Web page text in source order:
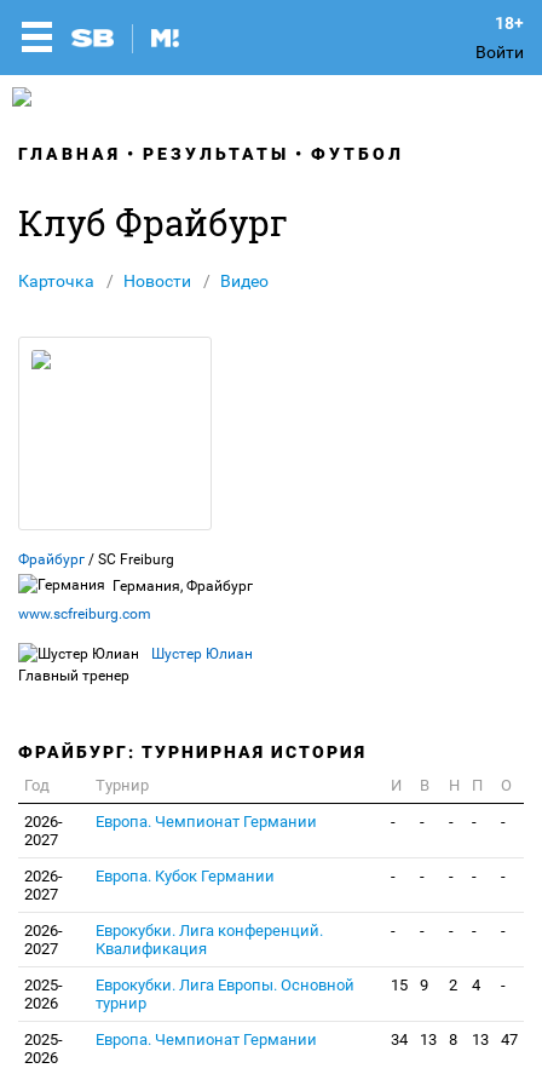
Войти
ГЛАВНАЯ РЕЗУЛЬТАТЫ ФУТБОЛ
Клуб Фрайбург
Карточка Новости Видео
Фрайбург / SC Freiburg
Германия, Фрайбург
www.scfreiburg.com
Шустер Юлиан
Главный тренер
ФРАЙБУРГ: ТУРНИРНАЯ ИСТОРИЯ
Год Турнир И В Н П
О
2026-
2027
Европа. Чемпионат Германии - - - - -
2026-
2027
Европа. Кубок Германии - - - - -
2026-
2027
Еврокубки. Лига конференций.
Квалификация
- - - - -
2025-
2026
Еврокубки. Лига Европы. Основной
турнир
15 9 2 4 -
2025-
2026
Европа. Чемпионат Германии 34 13 8 13 47